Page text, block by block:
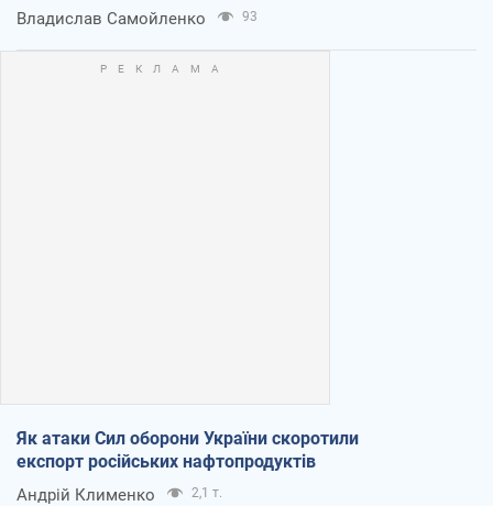
Владислав Самойленко 93
Як атаки Сил оборони України скоротили
експорт російських нафтопродуктів
Андрій Клименко 2,1 т.